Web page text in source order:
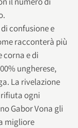
confusione e
racconterà più
corna e di
ungherese,
La rivelazione
rifiuta ogni
Gabor Vona gli
migliore